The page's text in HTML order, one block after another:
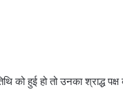
को हुई हो तो उनका श्राद्ध